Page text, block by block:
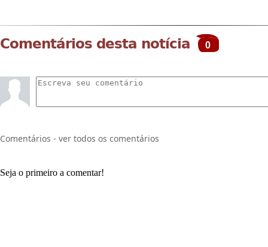
Comentários desta notícia 0
Comentários - ver todos os comentários
Seja o primeiro a comentar!